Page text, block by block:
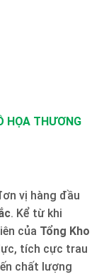
HỌA THƯƠNG
vị hàng đầu
. Kể từ khi
của Tổng Kho
tích cực trau
chất lượng